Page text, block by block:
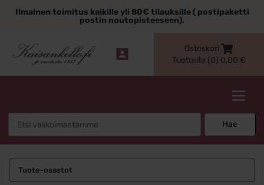
sisältöönIlmainen toimitus kaikille yli 80€ tilauksille ( postipaketti
postin noutopisteeseen).
Ostoskori
Tuotteita (0) 0,00 €
Hae
Tuote-osastot